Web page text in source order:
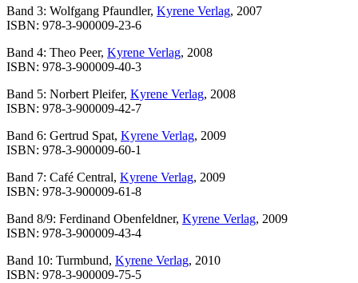
Band 3: Wolfgang Pfaundler, Kyrene Verlag, 2007
ISBN: 978-3-900009-23-6
Band 4: Theo Peer, Kyrene Verlag, 2008
ISBN: 978-3-900009-40-3
Band 5: Norbert Pleifer, Kyrene Verlag, 2008
ISBN: 978-3-900009-42-7
Band 6: Gertrud Spat, Kyrene Verlag, 2009
ISBN: 978-3-900009-60-1
Band 7: Café Central, Kyrene Verlag, 2009
ISBN: 978-3-900009-61-8
Band 8/9: Ferdinand Obenfeldner, Kyrene Verlag, 2009
ISBN: 978-3-900009-43-4
Band 10: Turmbund, Kyrene Verlag, 2010
ISBN: 978-3-900009-75-5